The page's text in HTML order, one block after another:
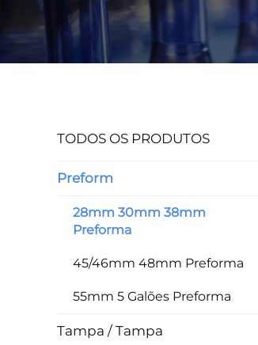
TODOS OS PRODUTOS
Preform
28mm 30mm 38mm
Preforma
45/46mm 48mm Preforma
55mm 5 Galões Preforma
Tampa / Tampa